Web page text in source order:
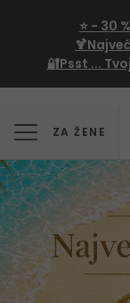
⭐ - 30 %
🔐Psst ...
ZA ŽENE